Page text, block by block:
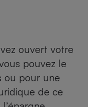
ouvert votre
pouvez le
ou pour une
de ce
emprunteur
Matelas